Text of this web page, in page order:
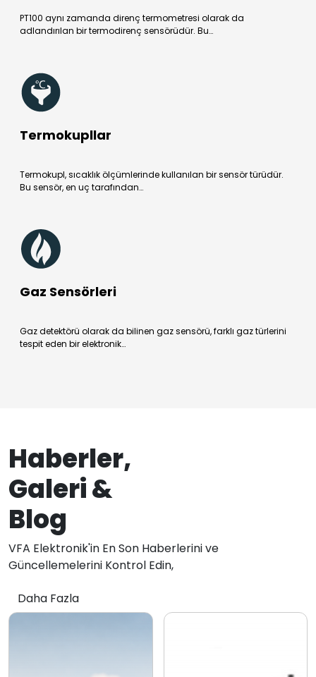
PT100 aynı zamanda direnç termometresi olarak da
adlandırılan bir termodirenç sensörüdür. Bu…
Termokupllar
Termokupl, sıcaklık ölçümlerinde kullanılan bir sensör türüdür.
Bu sensör, en uç tarafından…
Gaz Sensörleri
Gaz detektörü olarak da bilinen gaz sensörü, farklı gaz türlerini
tespit eden bir elektronik…
Haberler,
Galeri &
Blog
VFA Elektronik'in En Son Haberlerini ve
Güncellemelerini Kontrol Edin,
Daha Fazla